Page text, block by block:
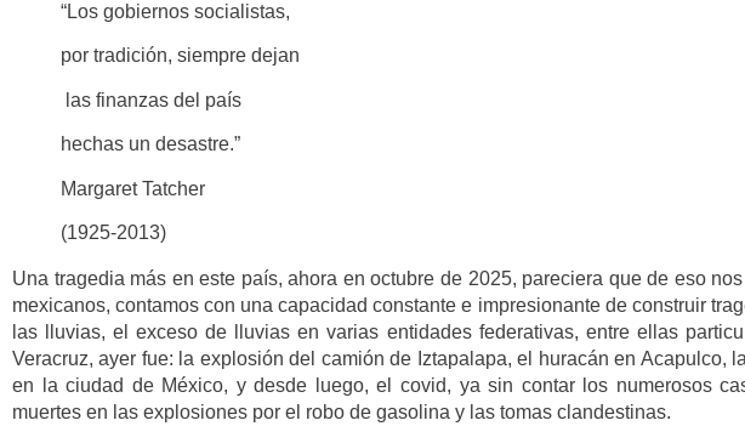
“Los gobiernos socialistas,
por tradición, siempre dejan
las finanzas del país
hechas un desastre.”
Margaret Tatcher
(1925-2013)
Una tragedia más en este país, ahora en octubre de 2025, pareciera que de eso
mexicanos, contamos con una capacidad constante e impresionante de construir
las lluvias, el exceso de lluvias en varias entidades federativas, entre ellas
Veracruz, ayer fue: la explosión del camión de Iztapalapa, el huracán en Acapulco,
en la ciudad de México, y desde luego, el covid, ya sin contar los numerosos
muertes en las explosiones por el robo de gasolina y las tomas clandestinas.